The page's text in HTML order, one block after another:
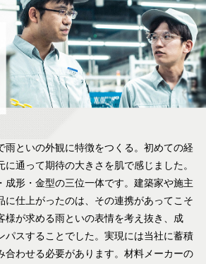
雨といの外観に特徴をつくる。初めての経
通って期待の大きさを肌で感じました。
成形・金型の三位一体です。建築家や施主
に仕上がったのは、その連携があってこそ
様が求める雨といの表情を考え抜き、成
パスすることでした。実現には当社に蓄積
合わせる必要があります。材料メーカーの